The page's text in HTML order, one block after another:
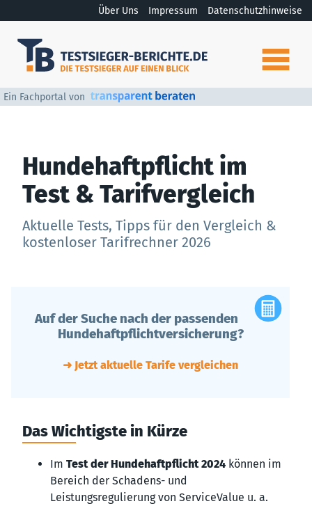
Über Uns Impressum Datenschutzhinweise
Ein Fachportal von
Hundehaftpflicht im
Test & Tarifvergleich
Aktuelle Tests, Tipps für den Vergleich &
kostenloser Tarifrechner 2026
Auf der Suche nach der passenden
Hundehaftpflichtversicherung?
➜ Jetzt aktuelle Tarife vergleichen
Das Wichtigste in Kürze
Im Test der Hundehaftpflicht 2024 können im
Bereich der Schadens- und
Leistungsregulierung von ServiceValue u. a.